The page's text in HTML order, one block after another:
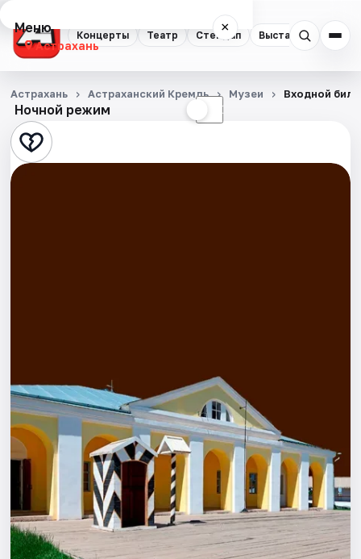
Концерты Театр Стендап Выставки
Меню ×
Астрахань
Концерты
Театр
Стендап
Города
Площадки
Артисты
Рейтинги
Ночной режим ☾
Астрахань Астраханский Кремль Музеи Входной